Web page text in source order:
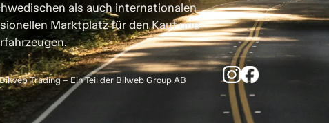
als auch internationalen
Marktplatz für den Kauf und
Trading – Ein Teil der Bilweb Group AB